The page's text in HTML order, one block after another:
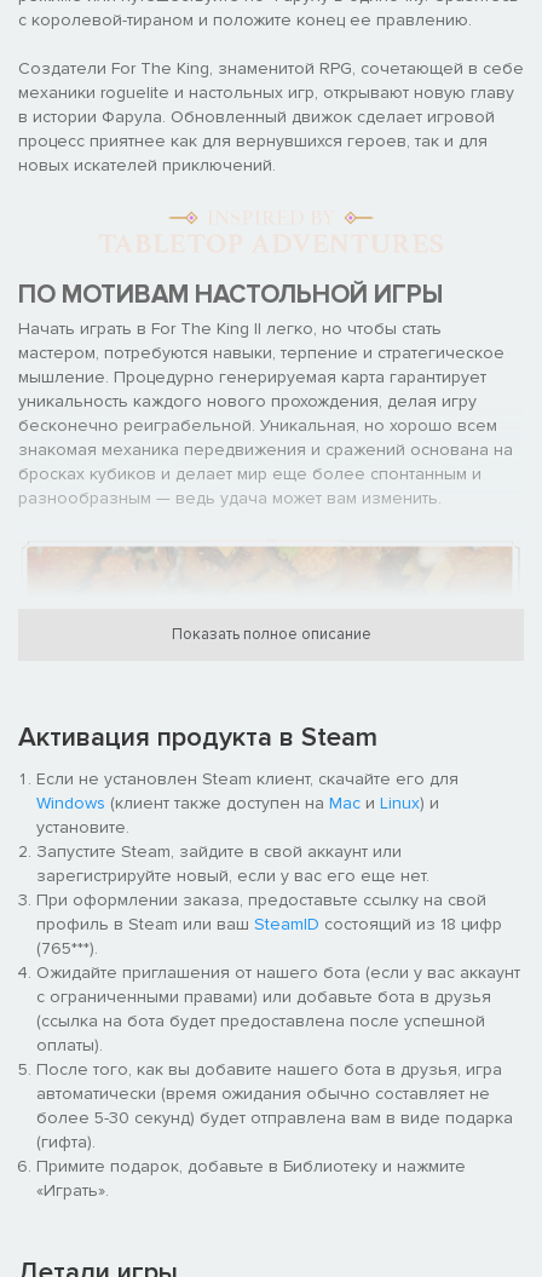
с королевой-тираном и положите конец ее правлению.
Создатели For The King, знаменитой RPG, сочетающей в себе
механики roguelite и настольных игр, открывают новую главу
в истории Фарула. Обновленный движок сделает игровой
процесс приятнее как для вернувшихся героев, так и для
новых искателей приключений.
ПО МОТИВАМ НАСТОЛЬНОЙ ИГРЫ
Начать играть в For The King II легко, но чтобы стать
мастером, потребуются навыки, терпение и стратегическое
мышление. Процедурно генерируемая карта гарантирует
уникальность каждого нового прохождения, делая игру
бесконечно реиграбельной. Уникальная, но хорошо всем
знакомая механика передвижения и сражений основана на
бросках кубиков и делает мир еще более спонтанным и
разнообразным — ведь удача может вам изменить.
УДОБНАЯ ROGUELITE-КАМПАНИЯ
Кампания в For The King II займет более 30 часов. Она
разделена на 5 отдельных приключений, которые связаны
сюжетно. Вам предстоит долгое и непростое путешествие, но
не бойтесь: если ваша команда потерпит неудачу, в
следующий раз вы будете сильнее и мудрее, а снаряжение
на старте станет лучше.
Показать полное описание
Активация продукта в Steam
Если не установлен Steam клиент, скачайте его для
Windows (клиент также доступен на Mac и Linux) и
установите.
Запустите Steam, зайдите в свой аккаунт или
зарегистрируйте новый, если у вас его еще нет.
При оформлении заказа, предоставьте ссылку на свой
профиль в Steam или ваш SteamID состоящий из 18 цифр
(765***).
Ожидайте приглашения от нашего бота (если у вас аккаунт
с ограниченными правами) или добавьте бота в друзья
(ссылка на бота будет предоставлена после успешной
оплаты).
После того, как вы добавите нашего бота в друзья, игра
автоматически (время ожидания обычно составляет не
более 5-30 секунд) будет отправлена вам в виде подарка
(гифта).
Примите подарок, добавьте в Библиотеку и нажмите
«Играть».